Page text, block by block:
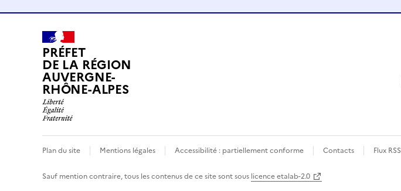
PRÉFET
DE LA RÉGION
AUVERGNE-
RHÔNE-ALPES
Plan du site Mentions légales Accessibilité : partiellement conforme Contacts Flux RSS
Sauf mention contraire, tous les contenus de ce site sont sous licence etalab-2.0